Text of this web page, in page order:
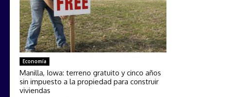
Economía
Manilla, Iowa: terreno gratuito y cinco años
sin impuesto a la propiedad para construir
viviendas